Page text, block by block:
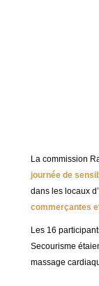
La commission
journée de
dans les locaux
commerçantes
Les 16
Secourisme
massage